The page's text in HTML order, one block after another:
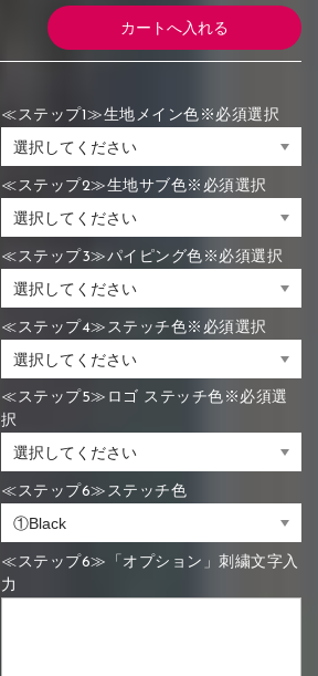
≪ステップ1≫生地メイン色※必須選択
≪ステップ2≫生地サブ色※必須選択
≪ステップ3≫パイピング色※必須選択
≪ステップ4≫ステッチ色※必須選択
≪ステップ5≫ロゴ ステッチ色※必須選
択
≪ステップ6≫ステッチ色
≪ステップ6≫「オプション」刺繍文字入
力